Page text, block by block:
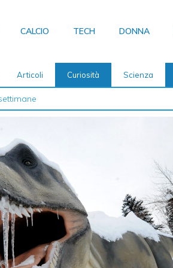
CALCIO TECH DONNA
Articoli Curiosità Scienza